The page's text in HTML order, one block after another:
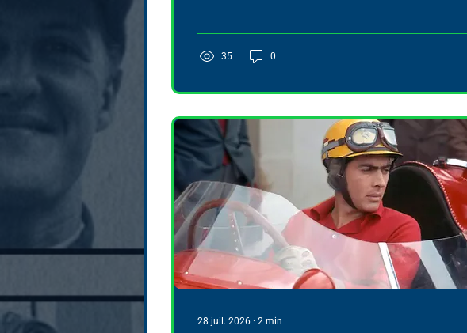
35 0
28 juil. 2026 ∙ 2 min